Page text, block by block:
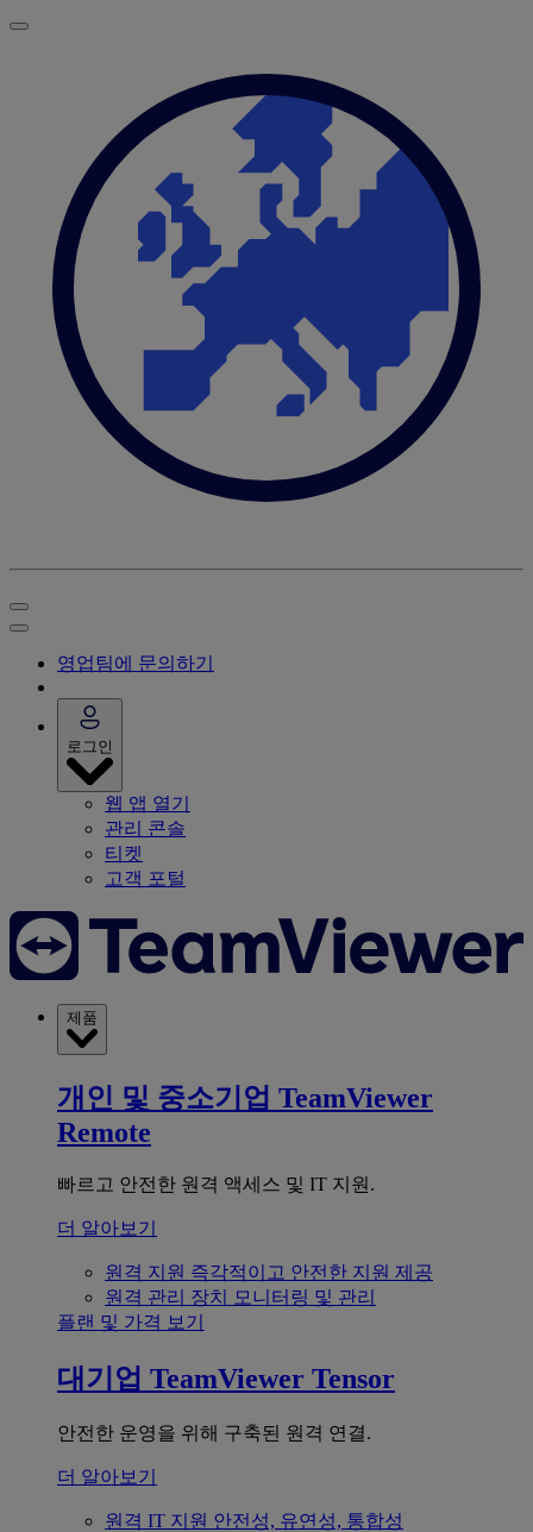
영업팀에 문의하기
로그인
웹 앱 열기
관리 콘솔
티켓
고객 포털
제품
개인 및 중소기업 TeamViewer
Remote
빠르고 안전한 원격 액세스 및 IT 지원.
더 알아보기
원격 지원 즉각적이고 안전한 지원 제공
원격 관리 장치 모니터링 및 관리
플랜 및 가격 보기
대기업 TeamViewer Tensor
안전한 운영을 위해 구축된 원격 연결.
더 알아보기
원격 IT 지원 안전성, 유연성, 통합성